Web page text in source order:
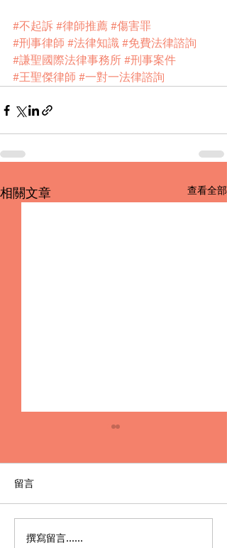
#不起訴 #律師推薦 #傷害罪
#刑事律師 #法律知識 #免費法律諮詢
#謙聖國際法律事務所 #刑事案件
#王聖傑律師 #一對一法律諮詢
相關文章 查看全部
Premier English
留言
撰寫留言......